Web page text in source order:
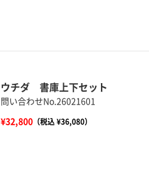
ウチダ 書庫上下セット
問い合わせNo.26021601
¥32,800（税込 ¥36,080）